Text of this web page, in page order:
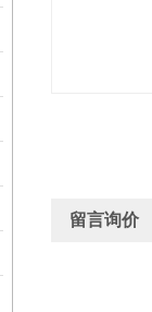
留言询价